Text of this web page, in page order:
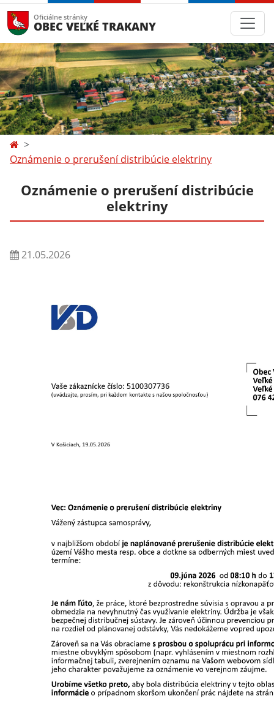
Oficiálne stránky
OBEC VEĽKÉ TRAKANY
Oznámenie o prerušení distribúcie elektriny
Oznámenie o prerušení distribúcie
elektriny
21.05.2026